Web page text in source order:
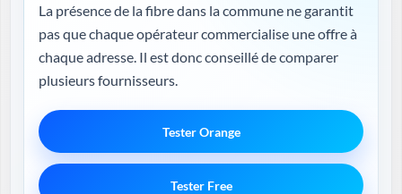
La présence de la fibre dans la commune ne garantit
pas que chaque opérateur commercialise une offre à
chaque adresse. Il est donc conseillé de comparer
plusieurs fournisseurs.
Tester Orange
Tester Free